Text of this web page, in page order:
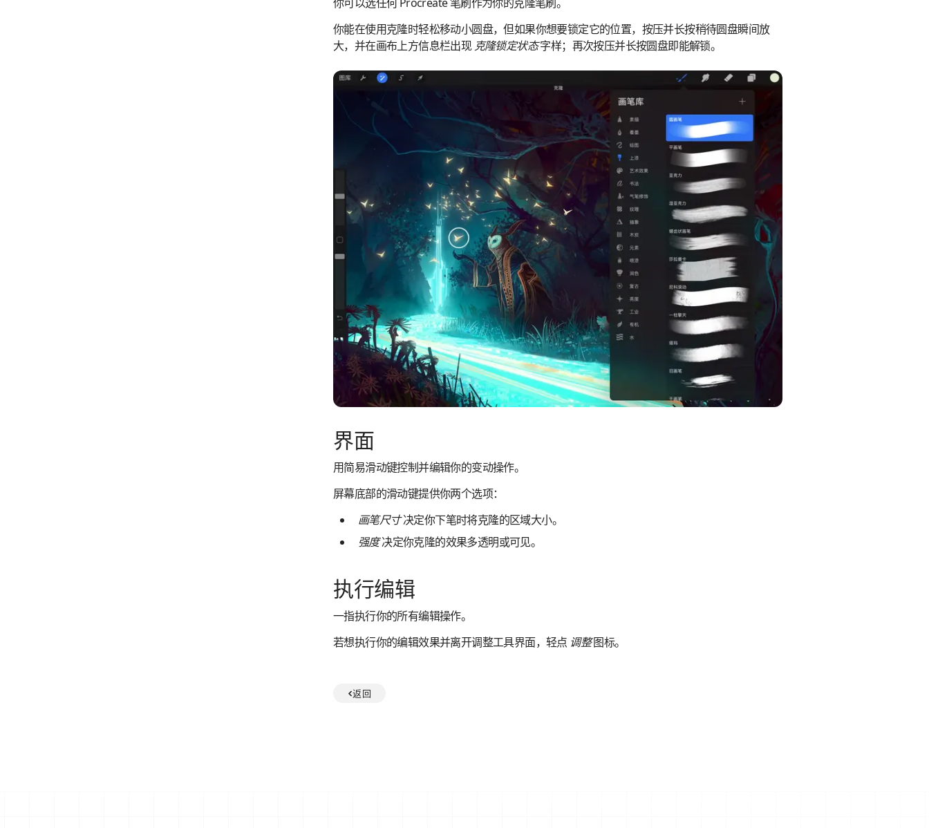
你能在使用克隆时轻松移动小圆盘，但如果你想要锁定它的位置，按压并长按稍待圆盘瞬间放
大，并在画布上方信息栏出现 克隆锁定状态字样；再次按压并长按圆盘即能解锁。
界面
用简易滑动键控制并编辑你的变动操作。
屏幕底部的滑动键提供你两个选项：
画笔尺寸决定你下笔时将克隆的区域大小。
强度决定你克隆的效果多透明或可见。
执行编辑
一指执行你的所有编辑操作。
若想执行你的编辑效果并离开调整工具界面，轻点 调整图标。
返回